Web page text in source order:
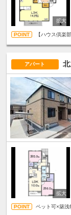
【ハウス倶楽
アパート
ペット可×築浅